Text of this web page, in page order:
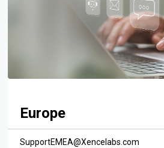
Europe
SupportEMEA@Xencelabs.com